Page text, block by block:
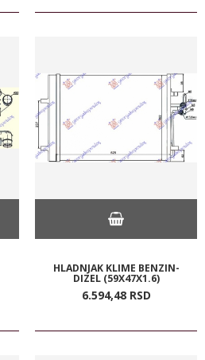
HLADNJAK KLIME BENZIN-
DIZEL (59X47X1.6)
6.594,48 RSD